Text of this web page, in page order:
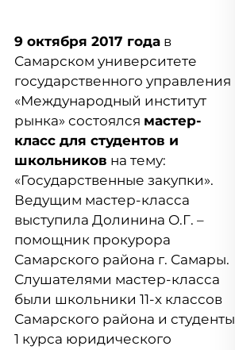
9 октября 2017 года в
Самарском университете
государственного управления
«Международный институт
рынка» состоялся мастер-
класс для студентов и
школьников на тему:
«Государственные закупки».
Ведущим мастер-класса
выступила Долинина О.Г. –
помощник прокурора
Самарского района г. Самары.
Слушателями мастер-класса
были школьники 11-х классов
Самарского района и студенты
1 курса юридического